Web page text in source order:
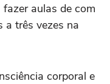
aulas de com
a três vezes na
corporal e